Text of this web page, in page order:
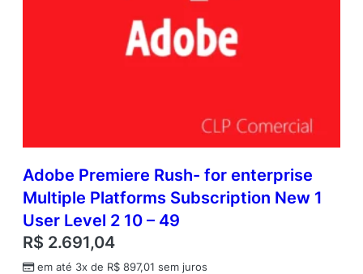
Adobe Premiere Rush- for enterprise
Multiple Platforms Subscription New 1
User Level 2 10 – 49
R$ 2.691,04
em até 3x de R$ 897,01 sem juros